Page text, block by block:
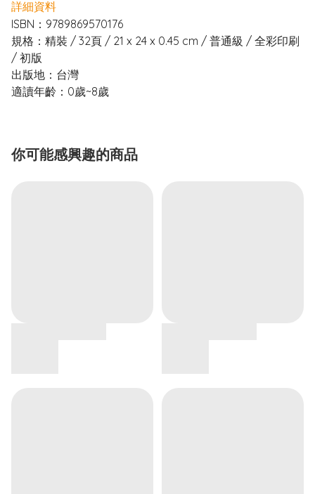
詳細資料
ISBN：9789869570176
規格：精裝 / 32頁 / 21 x 24 x 0.45 cm / 普通級 / 全彩印刷
/ 初版
出版地：台灣
適讀年齡：0歲~8歲
你可能感興趣的商品